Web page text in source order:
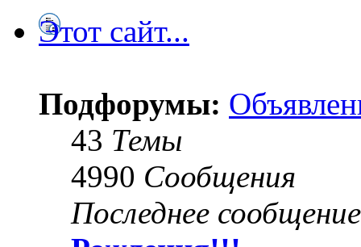
Этот сайт...
Подфорумы:
43 Темы
4990 Сообщения
Последнее сообщение